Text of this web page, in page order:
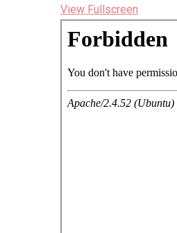
View Fullscreen
Перейти
содержимому